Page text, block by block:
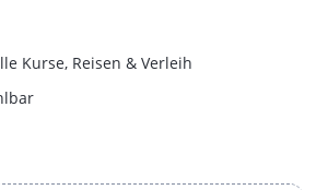
Kurse, Reisen & Verleih